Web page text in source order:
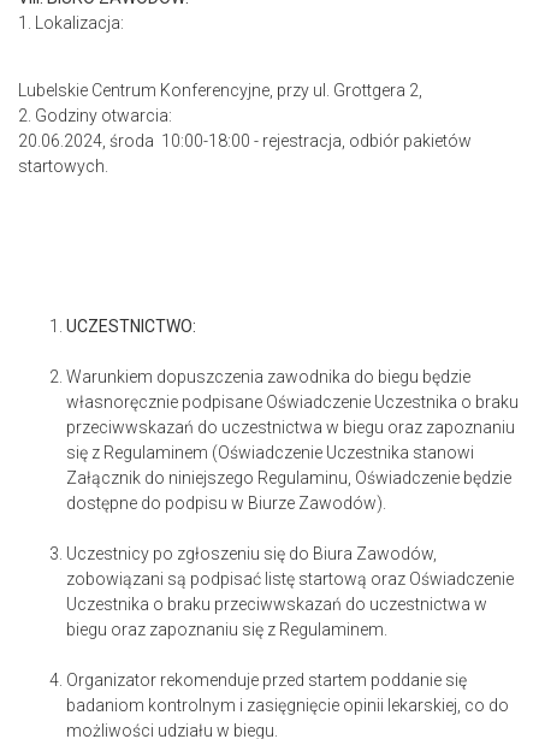
1. Lokalizacja:
Lubelskie Centrum Konferencyjne, przy ul. Grottgera 2,
2. Godziny otwarcia:
20.06.2024, środa 10:00-18:00 - rejestracja, odbiór pakietów
startowych.
UCZESTNICTWO:
Warunkiem dopuszczenia zawodnika do biegu będzie
własnoręcznie podpisane Oświadczenie Uczestnika o braku
przeciwwskazań do uczestnictwa w biegu oraz zapoznaniu
się z Regulaminem (Oświadczenie Uczestnika stanowi
Załącznik do niniejszego Regulaminu, Oświadczenie będzie
dostępne do podpisu w Biurze Zawodów).
Uczestnicy po zgłoszeniu się do Biura Zawodów,
zobowiązani są podpisać listę startową oraz Oświadczenie
Uczestnika o braku przeciwwskazań do uczestnictwa w
biegu oraz zapoznaniu się z Regulaminem.
Organizator rekomenduje przed startem poddanie się
badaniom kontrolnym i zasięgnięcie opinii lekarskiej, co do
możliwości udziału w biegu.